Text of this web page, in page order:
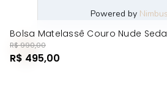
Bolsa Matelassê Couro Nude Seda
R$ 990,00
R$ 495,00